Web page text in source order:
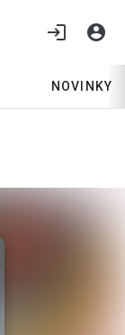
login account_circle
NOVINKY